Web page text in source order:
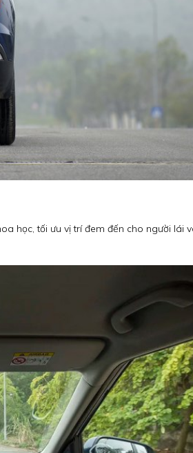
học, tối ưu vị trí đem đến cho người lái